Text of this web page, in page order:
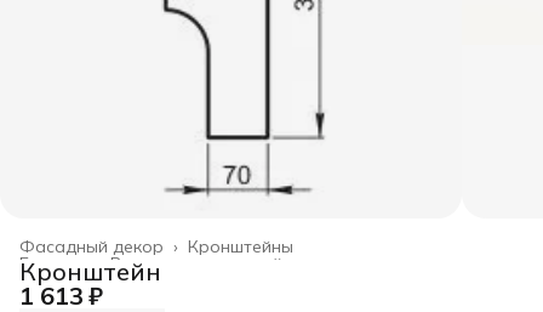
Кронштейны
Фасадный декор ›
Весь архитектурный декор
Главная ›
Кронштейн
1 613 ₽